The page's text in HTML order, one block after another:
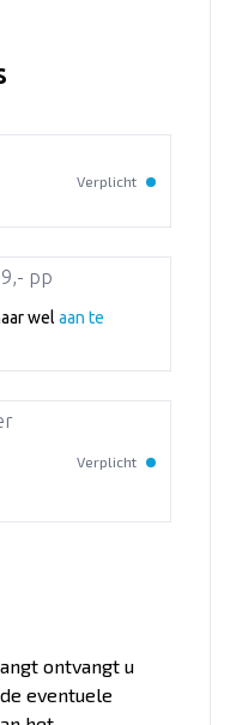
Verplicht
pp
wel aan te
Verplicht
ontvangt u
eventuele